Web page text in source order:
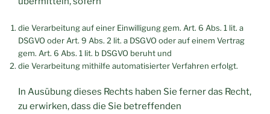
die Verarbeitung auf einer Einwilligung gem. Art. 6 Abs. 1 lit. a
DSGVO oder Art. 9 Abs. 2 lit. a DSGVO oder auf einem Vertrag
gem. Art. 6 Abs. 1 lit. b DSGVO beruht und
die Verarbeitung mithilfe automatisierter Verfahren erfolgt.
In Ausübung dieses Rechts haben Sie ferner das Recht,
zu erwirken, dass die Sie betreffenden